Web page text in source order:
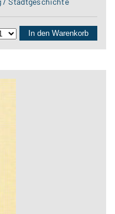
In den Warenkorb